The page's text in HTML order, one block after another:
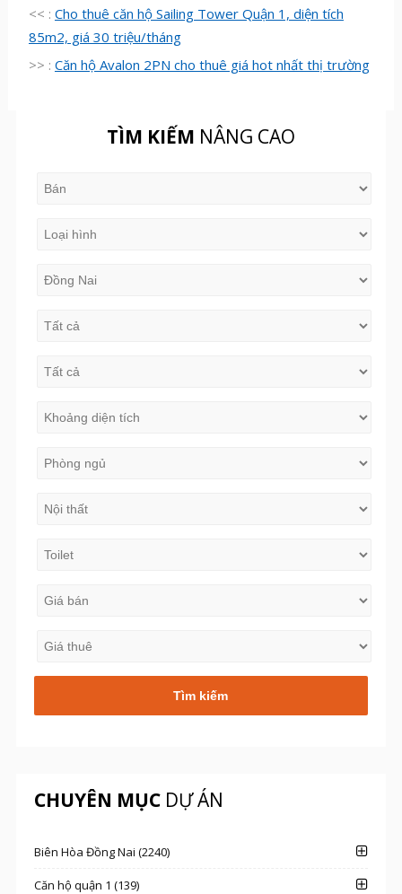
<< : Cho thuê căn hộ Sailing Tower Quận 1, diện tích
85m2, giá 30 triệu/tháng
>> : Căn hộ Avalon 2PN cho thuê giá hot nhất thị trường
TÌM KIẾM NÂNG CAO
CHUYÊN MỤCDỰ ÁN
Biên Hòa Đồng Nai (2240)
Căn hộ quận 1 (139)